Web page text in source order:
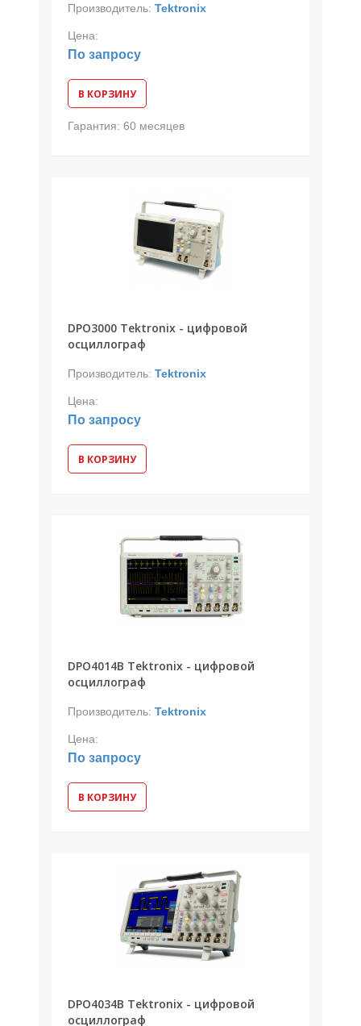
Производитель: Tektronix
Цена:
По запросу
В КОРЗИНУ
Гарантия: 60 месяцев
DPO3000 Tektronix - цифровой
осциллограф
Производитель: Tektronix
Цена:
По запросу
В КОРЗИНУ
DPO4014B Tektronix - цифровой
осциллограф
Производитель: Tektronix
Цена:
По запросу
В КОРЗИНУ
DPO4034B Tektronix - цифровой
осциллограф